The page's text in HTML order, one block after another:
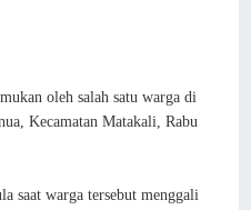
oleh salah satu warga di
Kecamatan Matakali, Rabu
saat warga tersebut menggali